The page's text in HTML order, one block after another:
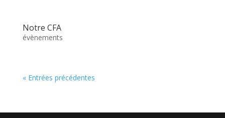
Notre CFA
évènements
« Entrées précédentes